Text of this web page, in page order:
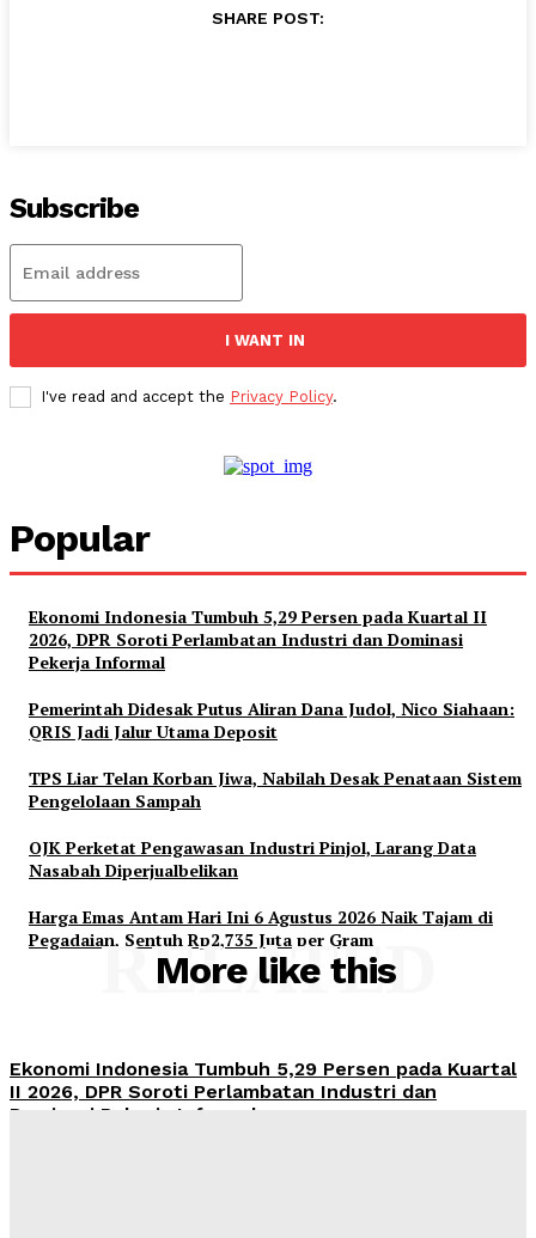
SHARE POST:
Subscribe
I WANT IN
I've read and accept the Privacy Policy.
Popular
Ekonomi Indonesia Tumbuh 5,29 Persen pada Kuartal II
2026, DPR Soroti Perlambatan Industri dan Dominasi
Pekerja Informal
Pemerintah Didesak Putus Aliran Dana Judol, Nico Siahaan:
QRIS Jadi Jalur Utama Deposit
TPS Liar Telan Korban Jiwa, Nabilah Desak Penataan Sistem
Pengelolaan Sampah
OJK Perketat Pengawasan Industri Pinjol, Larang Data
Nasabah Diperjualbelikan
Harga Emas Antam Hari Ini 6 Agustus 2026 Naik Tajam di
Pegadaian, Sentuh Rp2,735 Juta per Gram
More like this
RELATED
Ekonomi Indonesia Tumbuh 5,29 Persen pada Kuartal
II 2026, DPR Soroti Perlambatan Industri dan
Dominasi Pekerja Informal